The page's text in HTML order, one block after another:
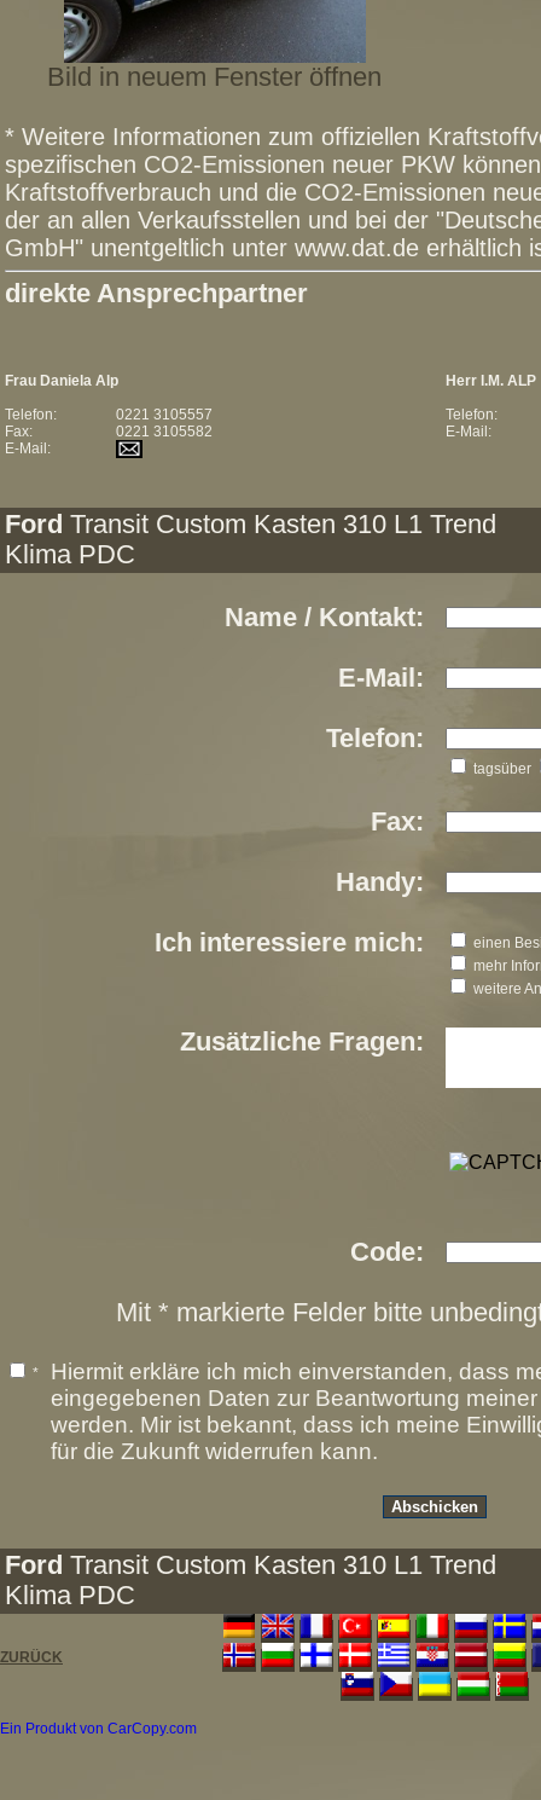
Bild in neuem Fenster öffnen
* Weitere Informationen zum offiziellen
spezifischen CO2-Emissionen neuer PKW
Kraftstoffverbrauch und die CO2-Emissionen
der an allen Verkaufsstellen und bei der
GmbH" unentgeltlich unter www.dat.de erhältlich
direkte Ansprechpartner
Frau Daniela Alp
Herr I.M. ALP
Telefon:
Fax:
E-Mail:
0221 3105557
0221 3105582
Telefon:
E-Mail:
Ford Transit Custom Kasten 310 L1 Trend
Klima PDC
Name / Kontakt:
E-Mail:
Telefon:
tagsüber
Fax:
Handy:
Ich interessiere mich:
einen
mehr
weitere
Zusätzliche Fragen:
Code:
Mit * markierte Felder bitte
*
Hiermit erkläre ich mich einverstanden, dass
eingegebenen Daten zur Beantwortung
werden. Mir ist bekannt, dass ich meine
für die Zukunft widerrufen kann.
Ford Transit Custom Kasten 310 L1 Trend
Klima PDC
ZURÜCK
Ein Produkt von CarCopy.com